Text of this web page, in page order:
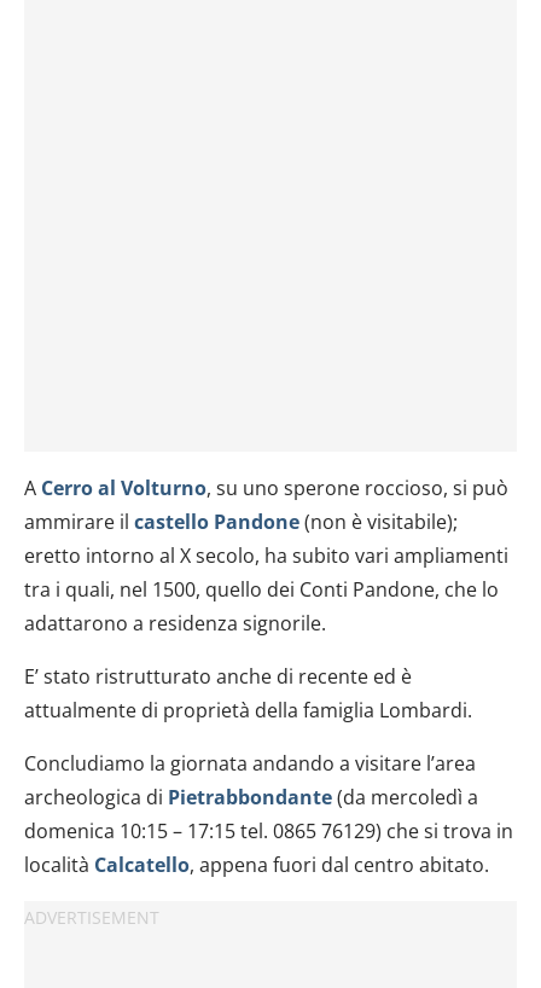
A Cerro al Volturno, su uno sperone roccioso, si può
ammirare il castello Pandone(non è visitabile);
eretto intorno al X secolo, ha subito vari ampliamenti
tra i quali, nel 1500, quello dei Conti Pandone, che lo
adattarono a residenza signorile.
E’ stato ristrutturato anche di recente ed è
attualmente di proprietà della famiglia Lombardi.
Concludiamo la giornata andando a visitare l’area
archeologica di Pietrabbondante(da mercoledì a
domenica 10:15 – 17:15 tel. 0865 76129) che si trova in
località Calcatello, appena fuori dal centro abitato.